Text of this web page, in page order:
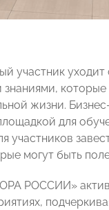
участник
знаниями,
жизни.
для
участников
могут быть
РОССИИ»